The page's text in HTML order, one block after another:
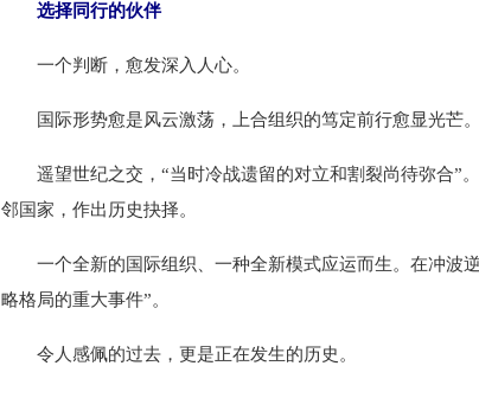
选择同行的伙伴
一个判断，愈发深入人心。
国际形势愈是风云激荡，上合组织的笃定前行愈显光芒。
遥望世纪之交，“当时冷战遗留的对立和割裂尚待弥合”
邻国家，作出历史抉择。
一个全新的国际组织、一种全新模式应运而生。在冲波
略格局的重大事件”。
令人感佩的过去，更是正在发生的历史。